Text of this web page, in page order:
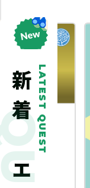
LATEST QUEST
し
幸
べ